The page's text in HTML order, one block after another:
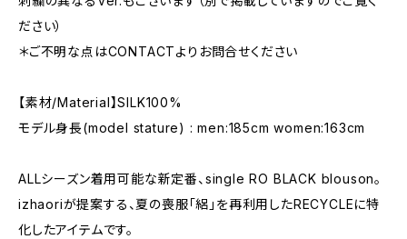
ださい）
＊ご不明な点はCONTACTよりお問合せください
【素材/Material】SILK100%
モデル身長(model stature) : men:185cm women:163cm
ALLシーズン着用可能な新定番、single RO BLACK blouson。
izhaoriが提案する、夏の喪服「絽」を再利用したRECYCLEに特
化したアイテムです。